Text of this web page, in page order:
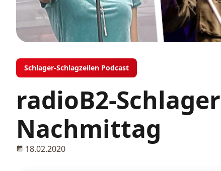
Schlager-Schlagzeilen Podcast
radioB2-
Nachmittag
18.02.2020